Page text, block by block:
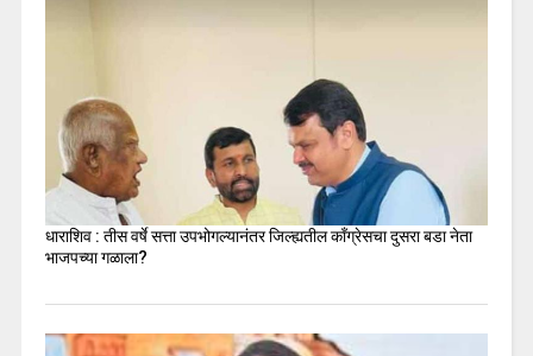
धाराशिव : तीस वर्षे सत्ता उपभोगल्यानंतर जिल्ह्यतील कॉंग्रेसचा दुसरा बडा नेता
भाजपच्या गळाला?